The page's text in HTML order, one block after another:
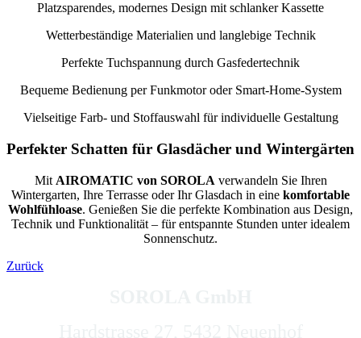
Platzsparendes, modernes Design mit schlanker Kassette
Wetterbeständige Materialien und langlebige Technik
Perfekte Tuchspannung durch Gasfedertechnik
Bequeme Bedienung per Funkmotor oder Smart-Home-System
Vielseitige Farb- und Stoffauswahl für individuelle Gestaltung
Perfekter Schatten für Glasdächer und Wintergärten
Mit AIROMATIC von SOROLA verwandeln Sie Ihren
Wintergarten, Ihre Terrasse oder Ihr Glasdach in eine komfortable
Wohlfühloase. Genießen Sie die perfekte Kombination aus Design,
Technik und Funktionalität – für entspannte Stunden unter idealem
Sonnenschutz.
Zurück